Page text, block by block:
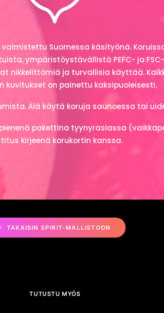
valmistettu Suomessa käsityönä.
ympäristöystävällistä PEFC- ja
nikkelittömiä ja turvallisia käyttää.
kuvitukset on painettu kaksipuoleisesti.
Älä käytä koruja saunoessa tai
pakettina tyynyrasiassa
kirjeenä korukortin kanssa.
TAKAISIN SPIRIT-MALLISTOON
TUTUSTU MYÖS